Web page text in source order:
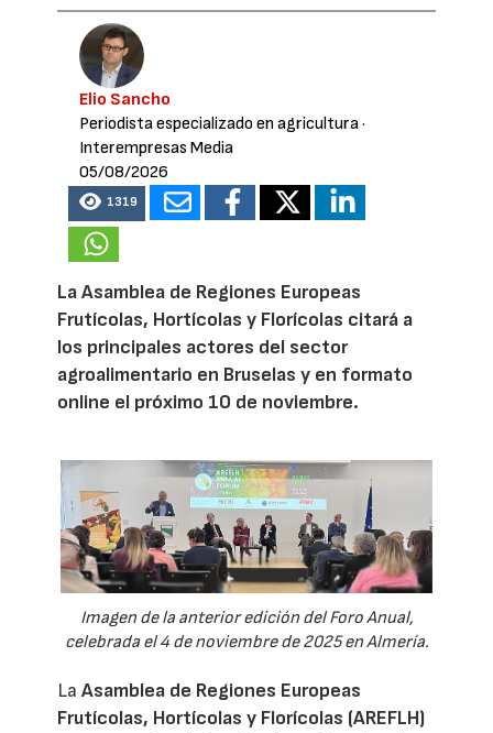
Elio Sancho
Periodista especializado en agricultura·
Interempresas Media
05/08/2026
1319
La Asamblea de Regiones Europeas
Frutícolas, Hortícolas y Florícolas citará a
los principales actores del sector
agroalimentario en Bruselas y en formato
online el próximo 10 de noviembre.
Imagen de la anterior edición del Foro Anual,
celebrada el 4 de noviembre de 2025 en Almería.
LaAsamblea de Regiones Europeas
Frutícolas, Hortícolas y Florícolas (AREFLH)